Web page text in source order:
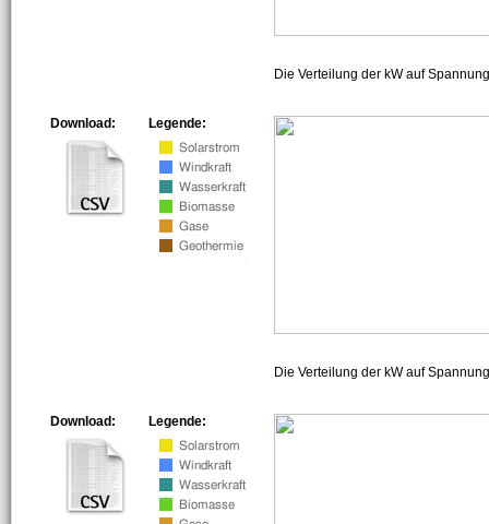
Die Verteilung der kW auf
Legende:
Download:
Die Verteilung der kW auf
Legende:
Download: